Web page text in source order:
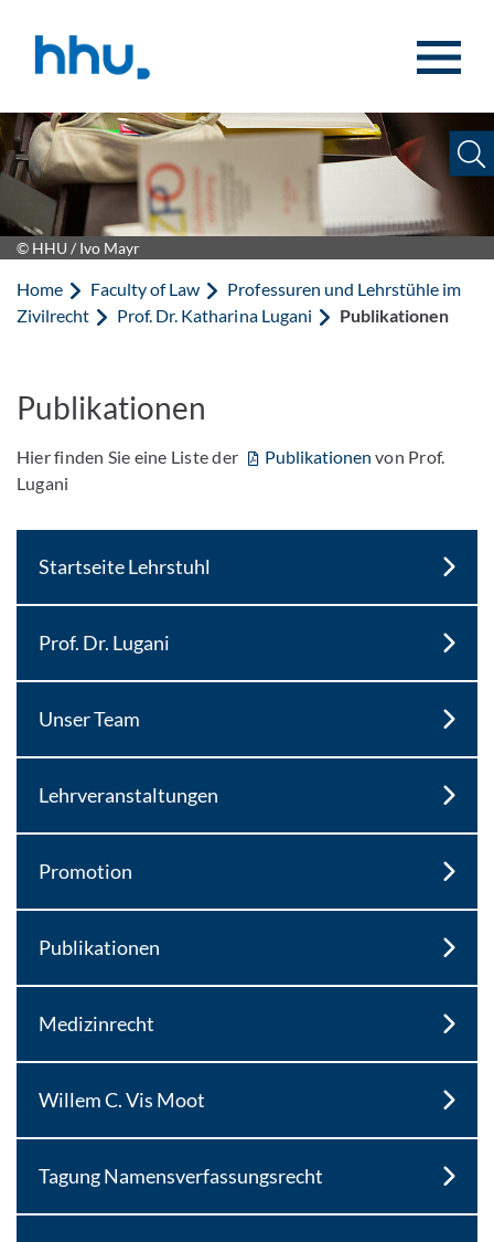
© HHU / Ivo Mayr
Home Faculty of Law
Professuren und Lehrstühle im
Zivilrecht
Prof. Dr. Katharina Lugani Publikationen
Publikationen
Hier finden Sie eine Liste der Publikationen von Prof.
Lugani
Startseite Lehrstuhl
Prof. Dr. Lugani
Unser Team
Lehrveranstaltungen
Promotion
Publikationen
Medizinrecht
Willem C. Vis Moot
Tagung Namensverfassungsrecht